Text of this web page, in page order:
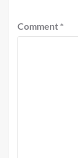
Comment *